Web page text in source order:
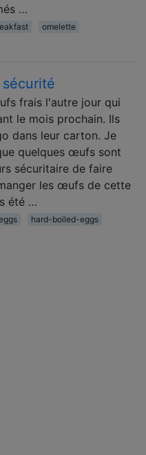
…
omelette
frais l'autre jour qui
le mois prochain. Ils
dans leur carton. Je
quelques œufs sont
sécuritaire de faire
les œufs de cette
été …
hard-boiled-eggs